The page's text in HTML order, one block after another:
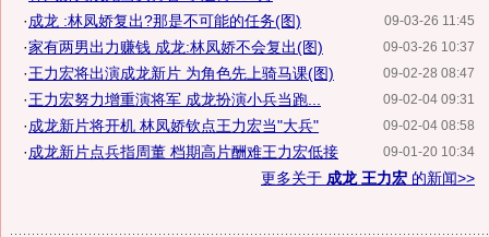
09-03-26 11:45
·成龙 :林凤娇复出?那是不可能的任务(图)
09-03-26 10:37
·家有两男出力赚钱 成龙:林凤娇不会复出(图)
09-02-28 08:47
·王力宏将出演成龙新片 为角色先上骑马课(图)
09-02-04 09:31
·王力宏努力增重演将军 成龙扮演小兵当跑...
09-02-04 08:58
·成龙新片将开机 林凤娇钦点王力宏当"大兵"
09-01-20 10:34
·成龙新片点兵指周董 档期高片酬难王力宏低接
更多关于 成龙 王力宏 的新闻>>